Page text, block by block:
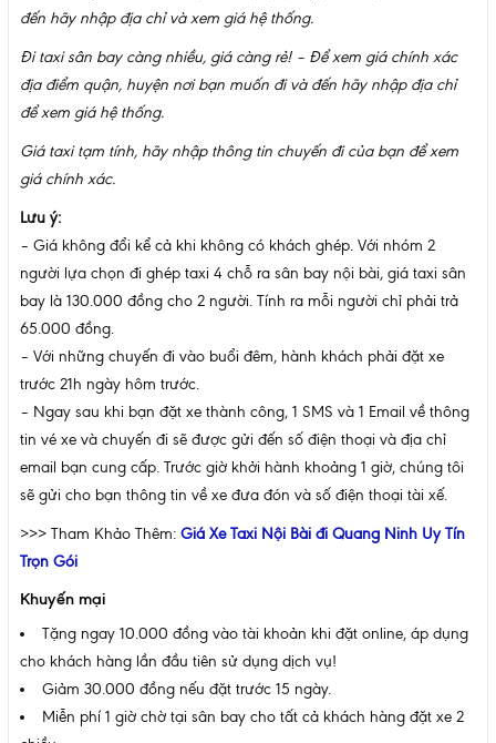
đến hãy nhập địa chỉ và xem giá hệ thống.
Đi taxi sân bay càng nhiều, giá càng rẻ! – Để xem giá chính xác
địa điểm quận, huyện nơi bạn muốn đi và đến hãy nhập địa chỉ
để xem giá hệ thống.
Giá taxi tạm tính, hãy nhập thông tin chuyến đi của bạn để xem
giá chính xác.
Lưu ý:
– Giá không đổi kể cả khi không có khách ghép. Với nhóm 2
người lựa chọn đi ghép taxi 4 chỗ ra sân bay nội bài, giá taxi sân
bay là 130.000 đồng cho 2 người. Tính ra mỗi người chỉ phải trả
65.000 đồng.
– Với những chuyến đi vào buổi đêm, hành khách phải đặt xe
trước 21h ngày hôm trước.
– Ngay sau khi bạn đặt xe thành công, 1 SMS và 1 Email về thông
tin vé xe và chuyến đi sẽ được gửi đến số điện thoại và địa chỉ
email bạn cung cấp. Trước giờ khởi hành khoảng 1 giờ, chúng tôi
sẽ gửi cho bạn thông tin về xe đưa đón và số điện thoại tài xế.
>>> Tham Khảo Thêm: Giá Xe Taxi Nội Bài đi Quang Ninh Uy Tín
Trọn Gói
Khuyến mại
Tặng ngay 10.000 đồng vào tài khoản khi đặt online, áp dụng
cho khách hàng lần đầu tiên sử dụng dịch vụ!
Giảm 30.000 đồng nếu đặt trước 15 ngày.
Miễn phí 1 giờ chờ tại sân bay cho tất cả khách hàng đặt xe 2